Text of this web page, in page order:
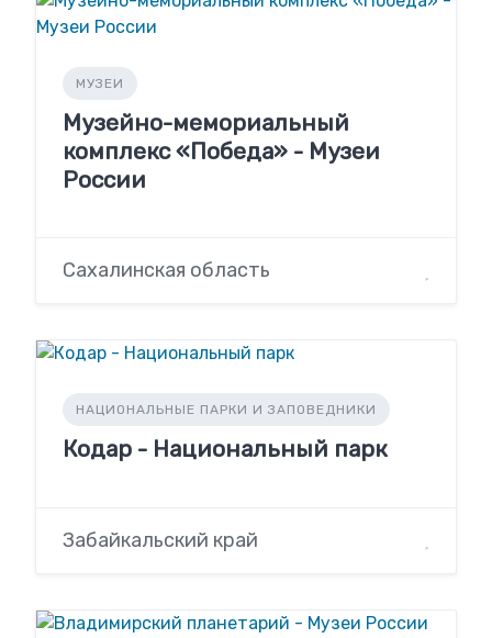
МУЗЕИ
Музейно-мемориальный
комплекс «Победа» - Музеи
России
Сахалинская область
НАЦИОНАЛЬНЫЕ ПАРКИ И ЗАПОВЕДНИКИ
Кодар - Национальный парк
Забайкальский край